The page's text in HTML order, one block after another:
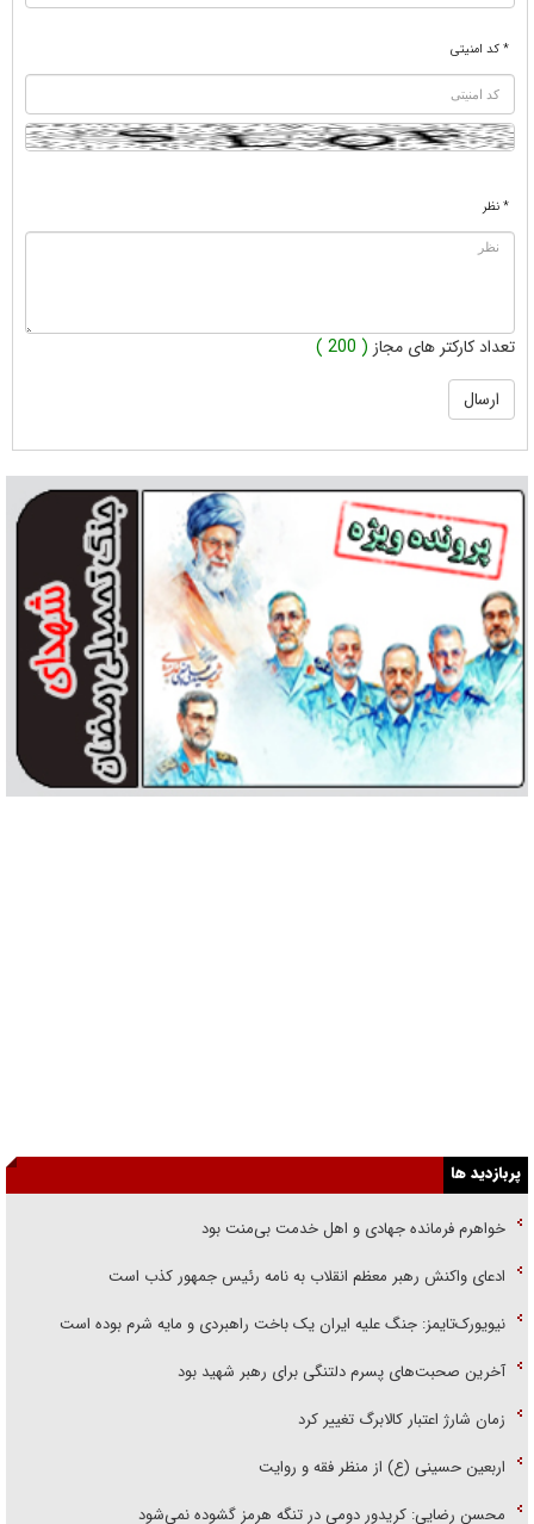
* کد امنیتی
* نظر
تعداد کارکتر های مجاز ( 200 )
پربازدید ها
خواهرم فرمانده جهادی و اهل خدمت بی‌منت بود
ادعای واکنش رهبر معظم انقلاب به نامه رئیس جمهور کذب است
نیویورک‌تایمز: جنگ علیه ایران یک باخت راهبردی و مایه شرم بوده است
آخرین صحبت‌های پسرم دلتنگی برای رهبر شهید بود
زمان شارژ اعتبار کالابرگ تغییر کرد
اربعین حسینی (ع) از منظر فقه و روایت
محسن رضایی: کریدور دومی در تنگه هرمز گشوده نمی‌شود